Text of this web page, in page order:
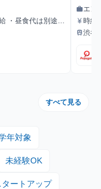
やらなくて
#自動化
・昼食代は別途全
自動
職種
workエン
給与
currency_yen時給
額支
最寄駅
train渋谷
すべて見る
年対象
未経験OK
タートアップ